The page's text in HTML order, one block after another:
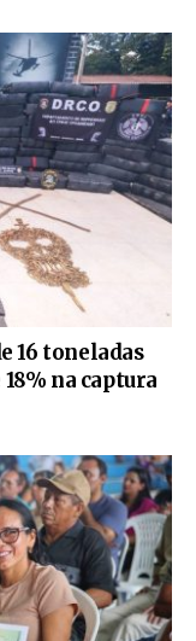
16 toneladas
na captura